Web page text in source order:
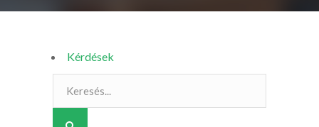
Kérdések